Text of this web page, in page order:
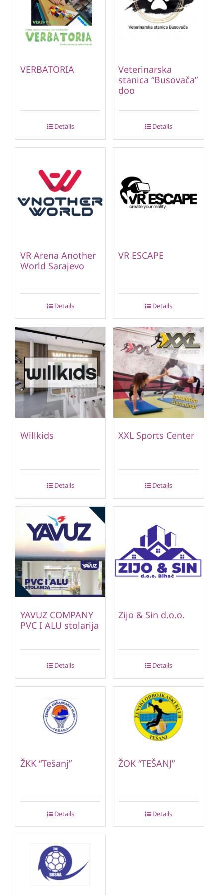
VERBATORIA
Details
Veterinarska
stanica “Busovača”
doo
Details
VR Arena Another
World Sarajevo
Details
VR ESCAPE
Details
Willkids
Details
XXL Sports Center
Details
YAVUZ COMPANY
PVC I ALU stolarija
Details
Zijo & Sin d.o.o.
Details
ŽKK “Tešanj”
Details
ŽOK “TEŠANJ”
Details